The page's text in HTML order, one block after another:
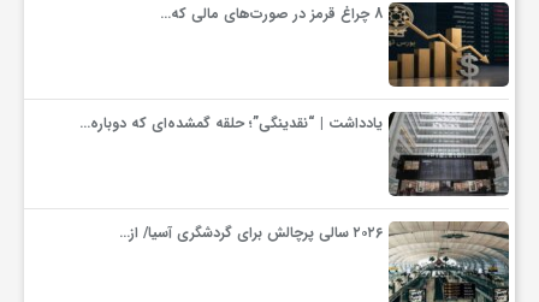
ب
8 چراغ قرمز در صورت‌های مالی که…
یادداشت | “نقدینگی”؛ حلقه گمشده‌ای که دوباره…
۲۰۲۶ سالی پرچالش برای گردشگری آسیا/ از…